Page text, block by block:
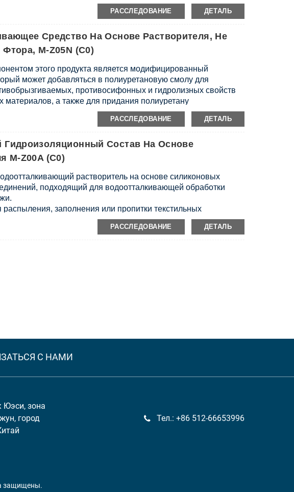
РАССЛЕДОВАНИЕ ДЕТАЛЬ
Средство На Основе Растворителя, Не
M-Z05N (C0)
этого продукта является модифицированный
может добавляться в полиуретановую смолу для
противосифонных и гидролизных свойств
материалов, а также для придания полиуретану
свойств и облегчения очистки.
РАССЛЕДОВАНИЕ ДЕТАЛЬ
Состав На Основе
M-Z00A (C0)
растворитель на основе силиконовых
подходящий для водоотталкивающей обработки
распыления, заполнения или пропитки текстильных
кожу и композитные материалы.
текстуру, стиль или цвет исходного основания.
РАССЛЕДОВАНИЕ ДЕТАЛЬ
С НАМИ
Юэси, зона
город
Тел.: +86 512-66653996
защищены.